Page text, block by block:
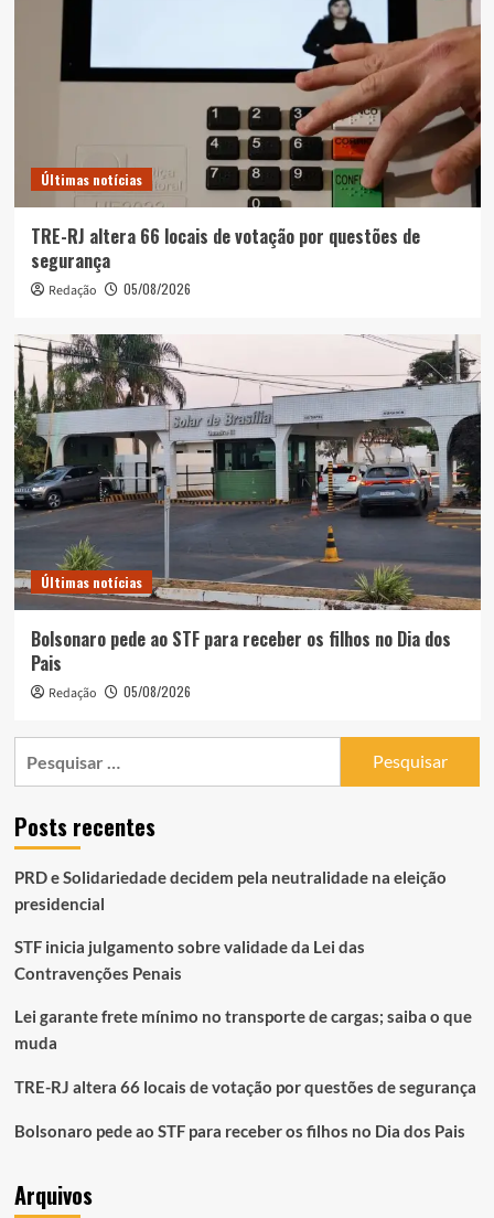
Últimas notícias
TRE-RJ altera 66 locais de votação por questões de
segurança
Redação 05/08/2026
Últimas notícias
Bolsonaro pede ao STF para receber os filhos no Dia dos
Pais
Redação 05/08/2026
Posts recentes
PRD e Solidariedade decidem pela neutralidade na eleição
presidencial
STF inicia julgamento sobre validade da Lei das
Contravenções Penais
Lei garante frete mínimo no transporte de cargas; saiba o que
muda
TRE-RJ altera 66 locais de votação por questões de segurança
Bolsonaro pede ao STF para receber os filhos no Dia dos Pais
Arquivos